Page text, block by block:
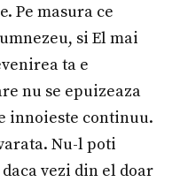
Pe masura ce
si El mai
ta e
nu se epuizeaza
innoieste continuu.
Nu-l poti
vezi din el doar